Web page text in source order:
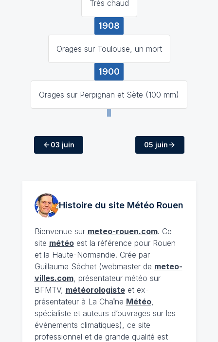
Très chaud
1908
Orages sur Toulouse, un mort
1900
Orages sur Perpignan et Sète (100 mm)
03 juin 05 juin
Histoire du site Météo Rouen
Bienvenue sur meteo-rouen.com. Ce
site météoest la référence pour Rouen
et la Haute-Normandie. Crée par
Guillaume Séchet (webmaster de meteo-
villes.com, présentateur météo sur
BFMTV, météorologisteet ex-
présentateur à La Chaîne Météo,
spécialiste et auteurs d’ouvrages sur les
évènements climatiques), ce site
professionnel et de grande qualité est